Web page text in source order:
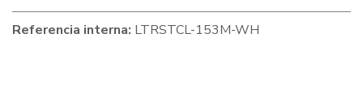
Referencia interna: LTRSTCL-153M-WH